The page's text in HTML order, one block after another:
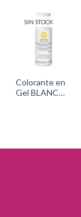
SIN STOCK
Colorante en
Gel BLANCO